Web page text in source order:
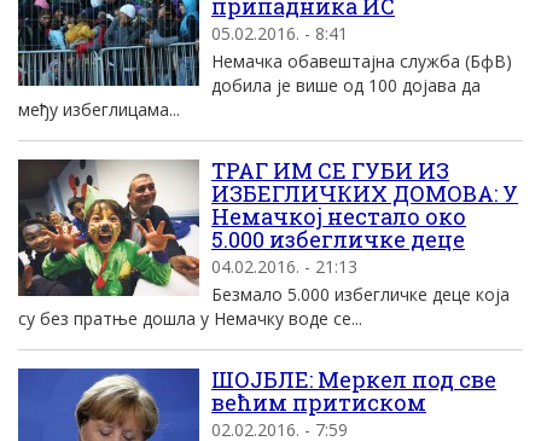
припадника ИС
05.02.2016. - 8:41
Немачка обавештаjна служба (БфВ)
добила jе више од 100 доjава да
међу избеглицама...
ТРАГ ИМ СЕ ГУБИ ИЗ
ИЗБЕГЛИЧКИХ ДОМОВА: У
Немачкој нестало око
5.000 избегличке деце
04.02.2016. - 21:13
Безмало 5.000 избегличке деце која
су без пратње дошла у Немачку воде се...
ШОЈБЛЕ: Mеркел под све
већим притиском
02.02.2016. - 7:59